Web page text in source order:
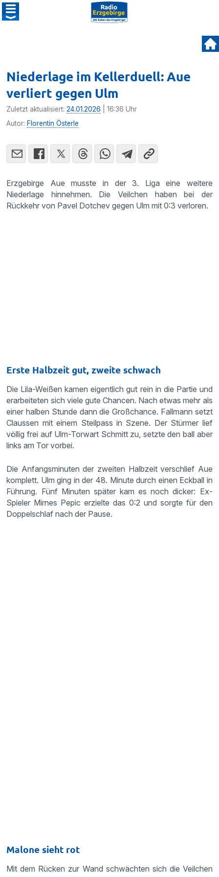
Niederlage im Kellerduell: Aue
verliert gegen Ulm
Zuletzt aktualisiert:24.01.2026 | 16:36 Uhr
Autor: Florentin Österle
Erzgebirge Aue musste in der 3. Liga eine weitere
Niederlage hinnehmen. Die Veilchen haben bei der
Rückkehr von Pavel Dotchev gegen Ulm mit 0:3 verloren.
Erste Halbzeit gut, zweite schwach
Die Lila-Weißen kamen eigentlich gut rein in die Partie und
erarbeiteten sich viele gute Chancen. Nach etwas mehr als
einer halben Stunde dann die Großchance. Fallmann setzt
Claussen mit einem Steilpass in Szene. Der Stürmer lief
völlig frei auf Ulm-Torwart Schmitt zu, setzte den ball aber
links am Tor vorbei.
Die Anfangsminuten der zweiten Halbzeit verschlief Aue
komplett. Ulm ging in der 48. Minute durch einen Eckball in
Führung. Fünf Minuten später kam es noch dicker: Ex-
Spieler Mirnes Pepic erzielte das 0:2 und sorgte für den
Doppelschlaf nach der Pause.
Malone sieht rot
Mit dem Rücken zur Wand schwächten sich die Veilchen